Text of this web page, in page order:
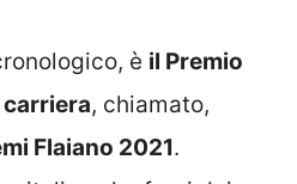
è il Premio
, chiamato,
Flaiano 2021.